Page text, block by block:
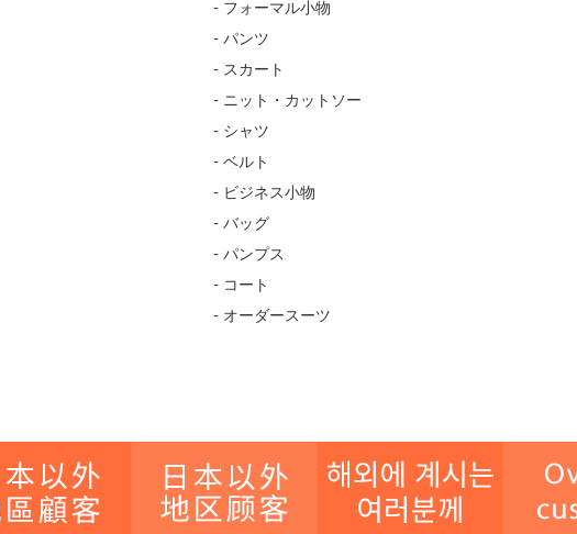
- フォーマル小物
- パンツ
- スカート
- ニット・カットソー
- シャツ
- ベルト
- ビジネス小物
- バッグ
- パンプス
- コート
- オーダースーツ